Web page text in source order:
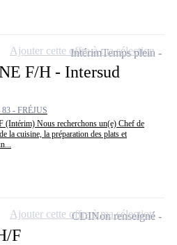
F/H - Intersud
83 - FRÉJUS
Nous recherchons un(e) Chef de
la cuisine, la préparation des plats et
IntérimTemps plein
Ajouter cette offre à ma sélection
F
CDINon renseigné
Ajouter cette offre à ma sélection